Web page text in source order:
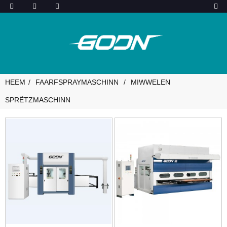
HEEM FAARFSPRAYMASCHINN MIWWELEN
SPRËTZMASCHINN